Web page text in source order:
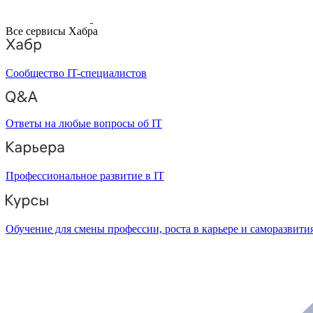
Все сервисы Хабра
Сообщество IT-специалистов
Ответы на любые вопросы об IT
Профессиональное развитие в IT
Обучение для смены профессии, роста в карьере и